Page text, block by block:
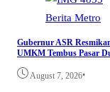
Berita Metro
Gubernur ASR
UMKM Tembus Pasar
August 7, 2026•